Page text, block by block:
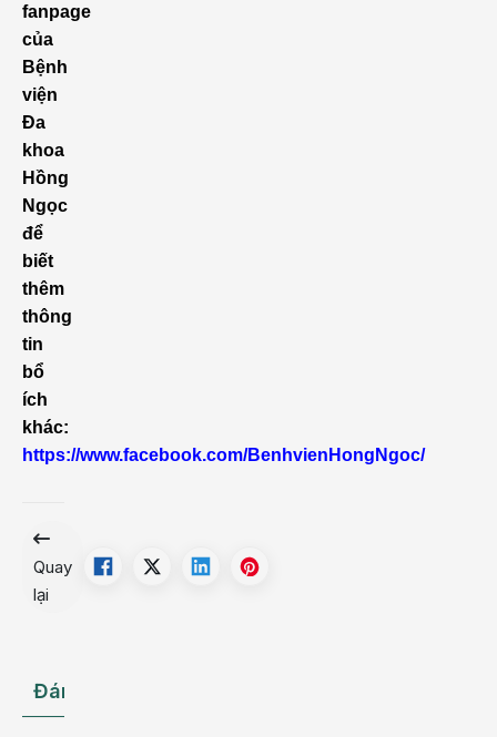
fanpage
của
Bệnh
viện
Đa
khoa
Hồng
Ngọc
để
biết
thêm
thông
tin
bổ
ích
khác:
https://www.facebook.com/BenhvienHongNgoc/
Quay
lại
Đánh giá